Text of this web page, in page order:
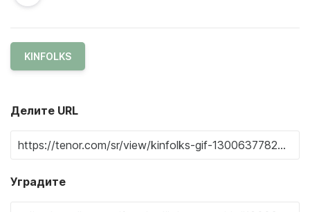
KINFOLKS
Делите URL
Уградите